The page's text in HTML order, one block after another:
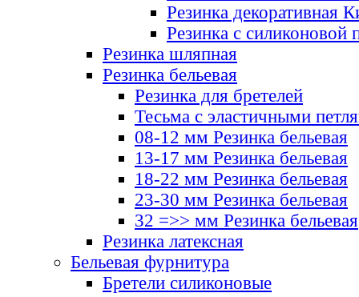
Резинка декоративная
Резинка с силиконовой
Резинка шляпная
Резинка бельевая
Резинка для бретелей
Тесьма с эластичными
08-12 мм Резинка бельевая
13-17 мм Резинка бельевая
18-22 мм Резинка бельевая
23-30 мм Резинка бельевая
32 =>> мм Резинка бельевая
Резинка латексная
Бельевая фурнитура
Бретели силиконовые